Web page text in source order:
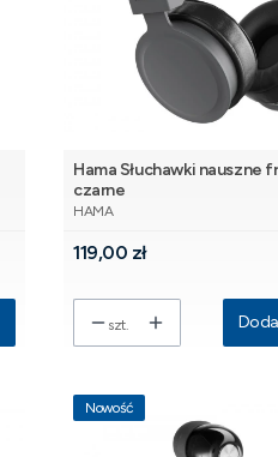
Hama Słuchawki nauszne
czarne
PRODUCENT
HAMA
Cena
119,00 zł
szt.
Nowość